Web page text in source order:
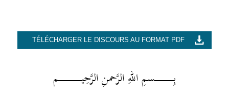
TÉLÉCHARGER LE DISCOURS AU FORMAT PDF
بِــــــــــــــــــسمِ اللهِ الرَّحمنِ الرَّحِيــــــــــــــــــــــم